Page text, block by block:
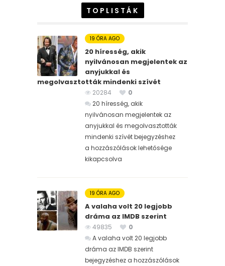
TOPLISTÁK
19 ÓRA AGO
20 híresség, akik
nyilvánosan megjelentek az
anyjukkal és
megolvasztották mindenki szívét
20284
0
20 híresség, akik
nyilvánosan megjelentek az
anyjukkal és megolvasztották
mindenki szívét bejegyzéshez
a hozzászólások lehetősége
kikapcsolva
19 ÓRA AGO
A valaha volt 20 legjobb
dráma az IMDB szerint
49835
0
A valaha volt 20 legjobb
dráma az IMDB szerint
bejegyzéshez a hozzászólások